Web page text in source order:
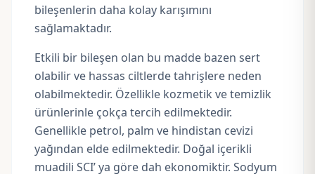
bileşenlerin daha kolay karışımını
sağlamaktadır.
Etkili bir bileşen olan bu madde bazen sert
olabilir ve hassas ciltlerde tahrişlere neden
olabilmektedir. Özellikle kozmetik ve temizlik
ürünlerinle çokça tercih edilmektedir.
Genellikle petrol, palm ve hindistan cevizi
yağından elde edilmektedir. Doğal içerikli
muadili SCI’ ya göre dah ekonomiktir. Sodyum